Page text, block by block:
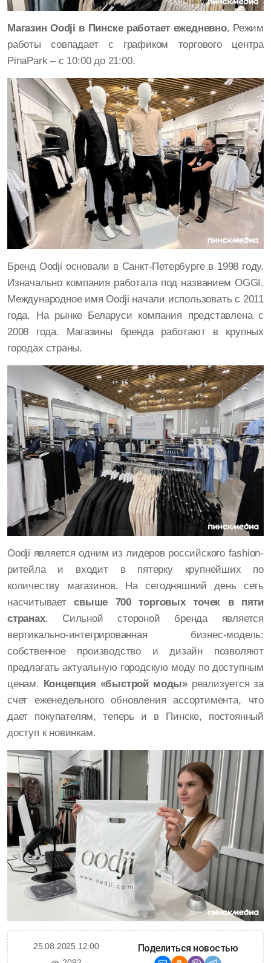
Магазин Oodji в Пинске работает ежедневно. Режим
работы совпадает с графиком торгового центра
PinaPark – с 10:00 до 21:00.
Бренд Oodji основали в Санкт-Петербурге в 1998 году.
Изначально компания работала под названием OGGI.
Международное имя Oodji начали использовать с 2011
года. На рынке Беларуси компания представлена с
2008 года. Магазины бренда работают в крупных
городах страны.
Oodji является одним из лидеров российского fashion-
ритейла и входит в пятерку крупнейших по
количеству магазинов. На сегодняшний день сеть
насчитываетсвыше 700 торговых точек в пяти
странах. Сильной стороной бренда является
вертикально-интегрированная бизнес-модель:
собственное производство и дизайн позволяют
предлагать актуальную городскую моду по доступным
ценам. Концепция «быстрой моды»реализуется за
счет еженедельного обновления ассортимента, что
дает покупателям, теперь и в Пинске, постоянный
доступ к новинкам.
25.08.2025 12:00
Поделиться новостью